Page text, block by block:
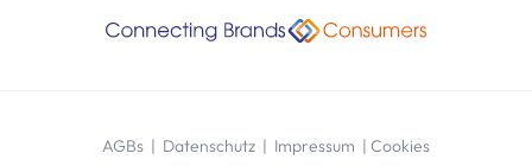
AGBs| Datenschutz | Impressum | Cookies